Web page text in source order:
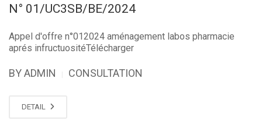
N° 01/UC3SB/BE/2024
Appel d'offre n°012024 aménagement labos pharmacie
aprés infructuositéTélécharger
BY ADMIN CONSULTATION
DETAIL